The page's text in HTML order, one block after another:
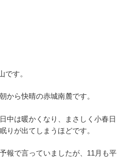
です。
から快晴の赤城南麓です。
中は暖かくなり、まさしく小春日
が出てしまうほどです。
報で言っていましたが、11月も平